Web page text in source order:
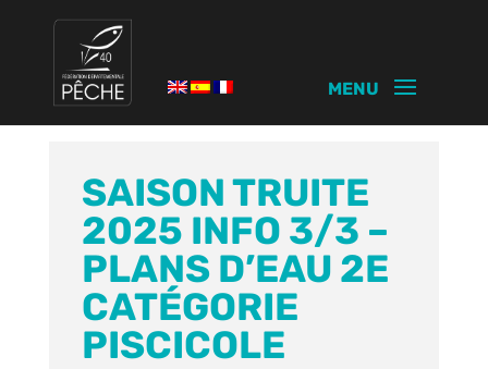
SAISON TRUITE
2025 INFO 3/3 –
PLANS D’EAU 2E
CATÉGORIE
PISCICOLE